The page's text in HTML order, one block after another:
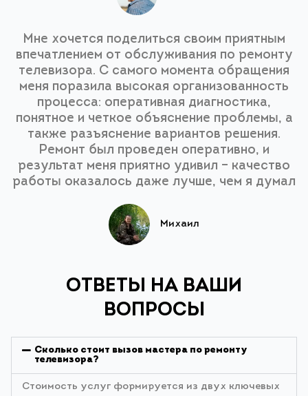
Мне хочется поделиться своим приятным
впечатлением от обслуживания по ремонту
телевизора. С самого момента обращения
меня поразила высокая организованность
процесса: оперативная диагностика,
понятное и четкое объяснение проблемы, а
также разъяснение вариантов решения.
Ремонт был проведен оперативно, и
результат меня приятно удивил – качество
работы оказалось даже лучше, чем я думал
Михаил
ОТВЕТЫ НА ВАШИ
ВОПРОСЫ
Сколько стоит вызов мастера по ремонту
телевизора?
Стоимость услуг формируется из двух ключевых